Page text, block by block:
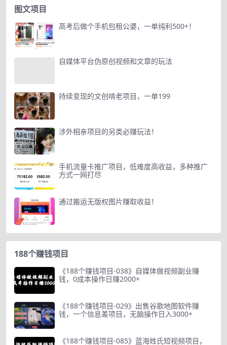
图文项目
高考后做个手机包租公婆，一单纯利500+！
自媒体平台伪原创视频和文章的玩法
持续变现的文创啃老项目，一单199
涉外相亲项目的另类必赚玩法！
手机流量卡推广项目，低难度高收益，多种推广
方式一网打尽
通过搬运无版权图片赚取收益！
188个赚钱项目
《188个赚钱项目-038》自媒体做视频副业赚
钱，0成本操作日赚2000+
《188个赚钱项目-029》出售谷歌地图软件赚
钱，一个信息差项目，无脑操作日入3000+
《188个赚钱项目-085》蓝海姓氏短视频项目，